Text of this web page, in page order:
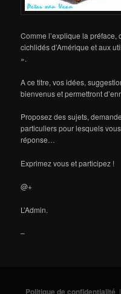
Comme l’explique la préface,
cichlidés d’Amérique et aux
».
A ce titre, vos idées,
bienvenus et permettront
Proposez des sujets,
particuliers pour lesquels
réponse…
Exprimez vous et participez !
@+
L’Admin.
–
Politique de confidentialité